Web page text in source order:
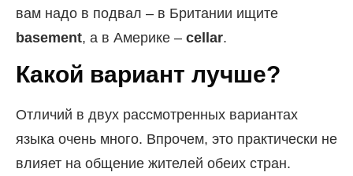
вам надо в подвал – в Британии ищите
basement, а в Америке – cellar.
Какой вариант лучше?
Отличий в двух рассмотренных вариантах
языка очень много. Впрочем, это практически не
влияет на общение жителей обеих стран.